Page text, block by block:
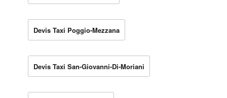
Devis Taxi Poggio-Mezzana
Devis Taxi San-Giovanni-Di-Moriani